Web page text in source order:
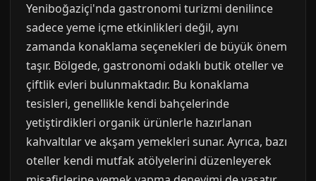
Yeniboğaziçi'nda gastronomi turizmi denilince
sadece yeme içme etkinlikleri değil, aynı
zamanda konaklama seçenekleri de büyük önem
taşır. Bölgede, gastronomi odaklı butik oteller ve
çiftlik evleri bulunmaktadır. Bu konaklama
tesisleri, genellikle kendi bahçelerinde
yetiştirdikleri organik ürünlerle hazırlanan
kahvaltılar ve akşam yemekleri sunar. Ayrıca, bazı
oteller kendi mutfak atölyelerini düzenleyerek